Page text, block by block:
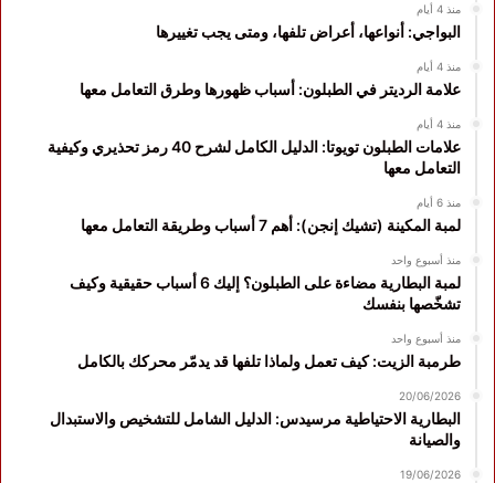
منذ 4 أيام
البواجي: أنواعها، أعراض تلفها، ومتى يجب تغييرها
منذ 4 أيام
علامة الرديتر في الطبلون: أسباب ظهورها وطرق التعامل معها
منذ 4 أيام
علامات الطبلون تويوتا: الدليل الكامل لشرح 40 رمز تحذيري وكيفية
التعامل معها
منذ 6 أيام
لمبة المكينة (تشيك إنجن): أهم 7 أسباب وطريقة التعامل معها
منذ أسبوع واحد
لمبة البطارية مضاءة على الطبلون؟ إليك 6 أسباب حقيقية وكيف
تشخّصها بنفسك
منذ أسبوع واحد
طرمبة الزيت: كيف تعمل ولماذا تلفها قد يدمّر محركك بالكامل
20/06/2026
البطارية الاحتياطية مرسيدس: الدليل الشامل للتشخيص والاستبدال
والصيانة
19/06/2026